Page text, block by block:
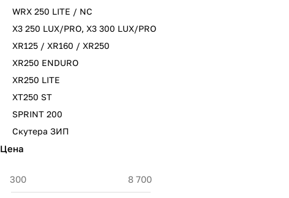
WRX 250 LITE / NC
X3 250 LUX/PRO, X3 300 LUX/PRO
XR125 / XR160 / XR250
XR250 ENDURO
XR250 LITE
XT250 ST
SPRINT 200
Скутера ЗИП
Цена